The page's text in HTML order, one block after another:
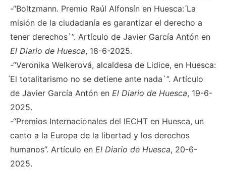
-“Boltzmann. Premio Raúl Alfonsín en Huesca: ́La
misión de la ciudadanía es garantizar el derecho a
tener derechos`”. Artículo de Javier García Antón en
El Diario de Huesca, 18-6-2025.
-“Veronika Welkerová, alcaldesa de Lidice, en Huesca:
́El totalitarismo no se detiene ante nada`”. Artículo
de Javier García Antón en El Diario de Huesca, 19-6-
2025.
-“Premios Internacionales del IECHT en Huesca, un
canto a la Europa de la libertad y los derechos
humanos”. Artículo en El Diario de Huesca, 20-6-
2025.